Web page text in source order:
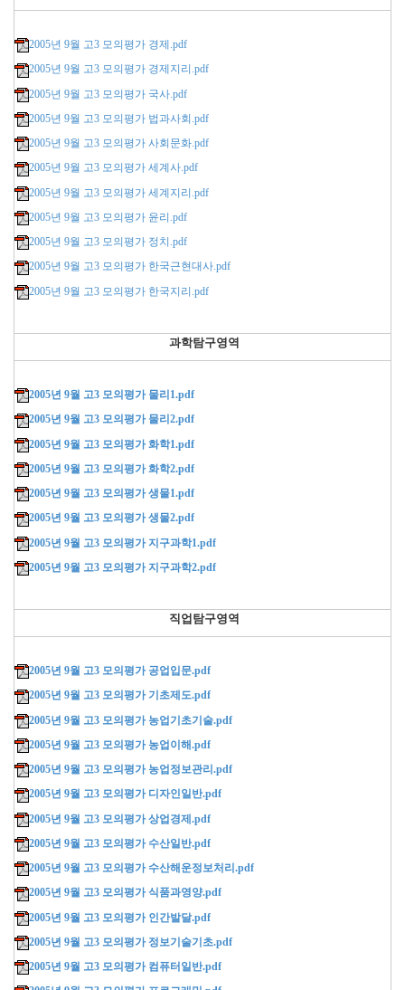
2005년 9월 고3 모의평가 경제.pdf
2005년 9월 고3 모의평가 경제지리.pdf
2005년 9월 고3 모의평가 국사.pdf
2005년 9월 고3 모의평가 법과사회.pdf
2005년 9월 고3 모의평가 사회문화.pdf
2005년 9월 고3 모의평가 세계사.pdf
2005년 9월 고3 모의평가 세계지리.pdf
2005년 9월 고3 모의평가 윤리.pdf
2005년 9월 고3 모의평가 정치.pdf
2005년 9월 고3 모의평가 한국근현대사.pdf
2005년 9월 고3 모의평가 한국지리.pdf
과학탐구영역
2005년 9월 고3 모의평가 물리1.pdf
2005년 9월 고3 모의평가 물리2.pdf
2005년 9월 고3 모의평가 화학1.pdf
2005년 9월 고3 모의평가 화학2.pdf
2005년 9월 고3 모의평가 생물1.pdf
2005년 9월 고3 모의평가 생물2.pdf
2005년 9월 고3 모의평가 지구과학1.pdf
2005년 9월 고3 모의평가 지구과학2.pdf
직업탐구영역
2005년 9월 고3 모의평가 공업입문.pdf
2005년 9월 고3 모의평가 기초제도.pdf
2005년 9월 고3 모의평가 농업기초기술.pdf
2005년 9월 고3 모의평가 농업이해.pdf
2005년 9월 고3 모의평가 농업정보관리.pdf
2005년 9월 고3 모의평가 디자인일반.pdf
2005년 9월 고3 모의평가 상업경제.pdf
2005년 9월 고3 모의평가 수산일반.pdf
2005년 9월 고3 모의평가 수산해운정보처리.pdf
2005년 9월 고3 모의평가 식품과영양.pdf
2005년 9월 고3 모의평가 인간발달.pdf
2005년 9월 고3 모의평가 정보기술기초.pdf
2005년 9월 고3 모의평가 컴퓨터일반.pdf